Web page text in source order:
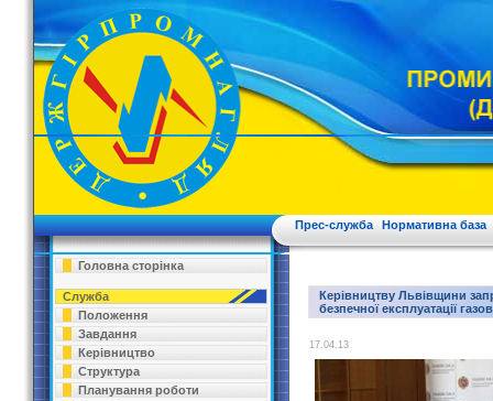
Прес-служба Нормативна база
Головна сторінка
Служба
Положення
Завдання
Керівництво
Структура
Планування роботи
Керівництву Львівщини
безпечної експлуатації
17.04.13